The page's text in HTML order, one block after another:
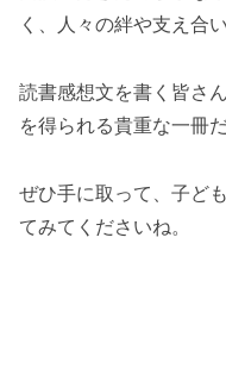
く、人々の絆や支え合
読書感想文を書く皆さ
を得られる貴重な一冊
ぜひ手に取って、子ど
てみてくださいね。